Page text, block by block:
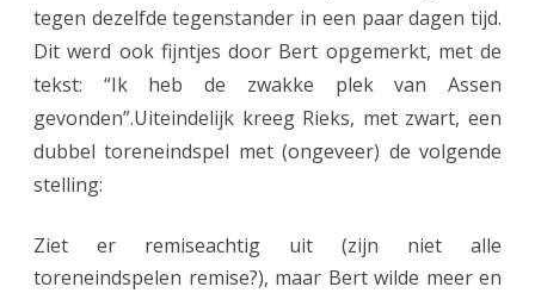
r
d
h
i
tegen dezelfde tegenstander in een paar dagen tijd.
Dit werd ook fijntjes door Bert opgemerkt, met de
tekst: “Ik heb de zwakke plek van Assen
gevonden”.Uiteindelijk kreeg Rieks, met zwart, een
dubbel toreneindspel met (ongeveer) de volgende
stelling:
Ziet er remiseachtig uit (zijn niet alle
toreneindspelen remise?), maar Bert wilde meer en